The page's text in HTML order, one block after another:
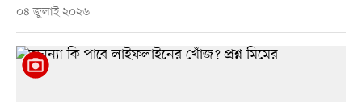
০৪ জুলাই ২০২৬